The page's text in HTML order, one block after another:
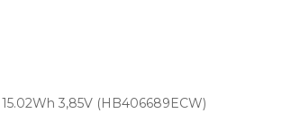
3,85V (HB406689ECW)